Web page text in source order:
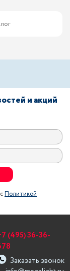
и акций
Политикой
(495) 36-36-
Заказать звонок